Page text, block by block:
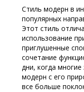
Стиль модерн в
популярных
Этот стиль
использование
приглушенные
сочетание
дни, когда
модерн с его
все больше